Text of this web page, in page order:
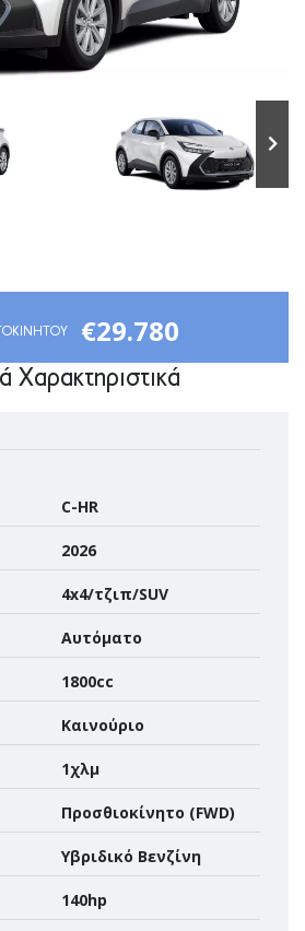
€29.780
Χαρακτηριστικά
C-HR
2026
4x4/τζιπ/SUV
Αυτόματο
1800cc
Καινούριο
1χλμ
Προσθιοκίνητο (FWD)
Υβριδικό Βενζίνη
140hp